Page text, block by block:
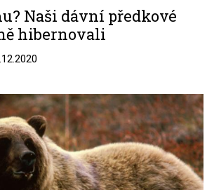
Naši dávní předkové
hibernovali